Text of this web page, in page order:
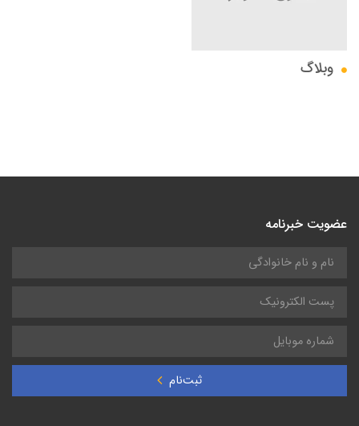
وبلاگ
عضویت خبرنامه
ثبت‌نام